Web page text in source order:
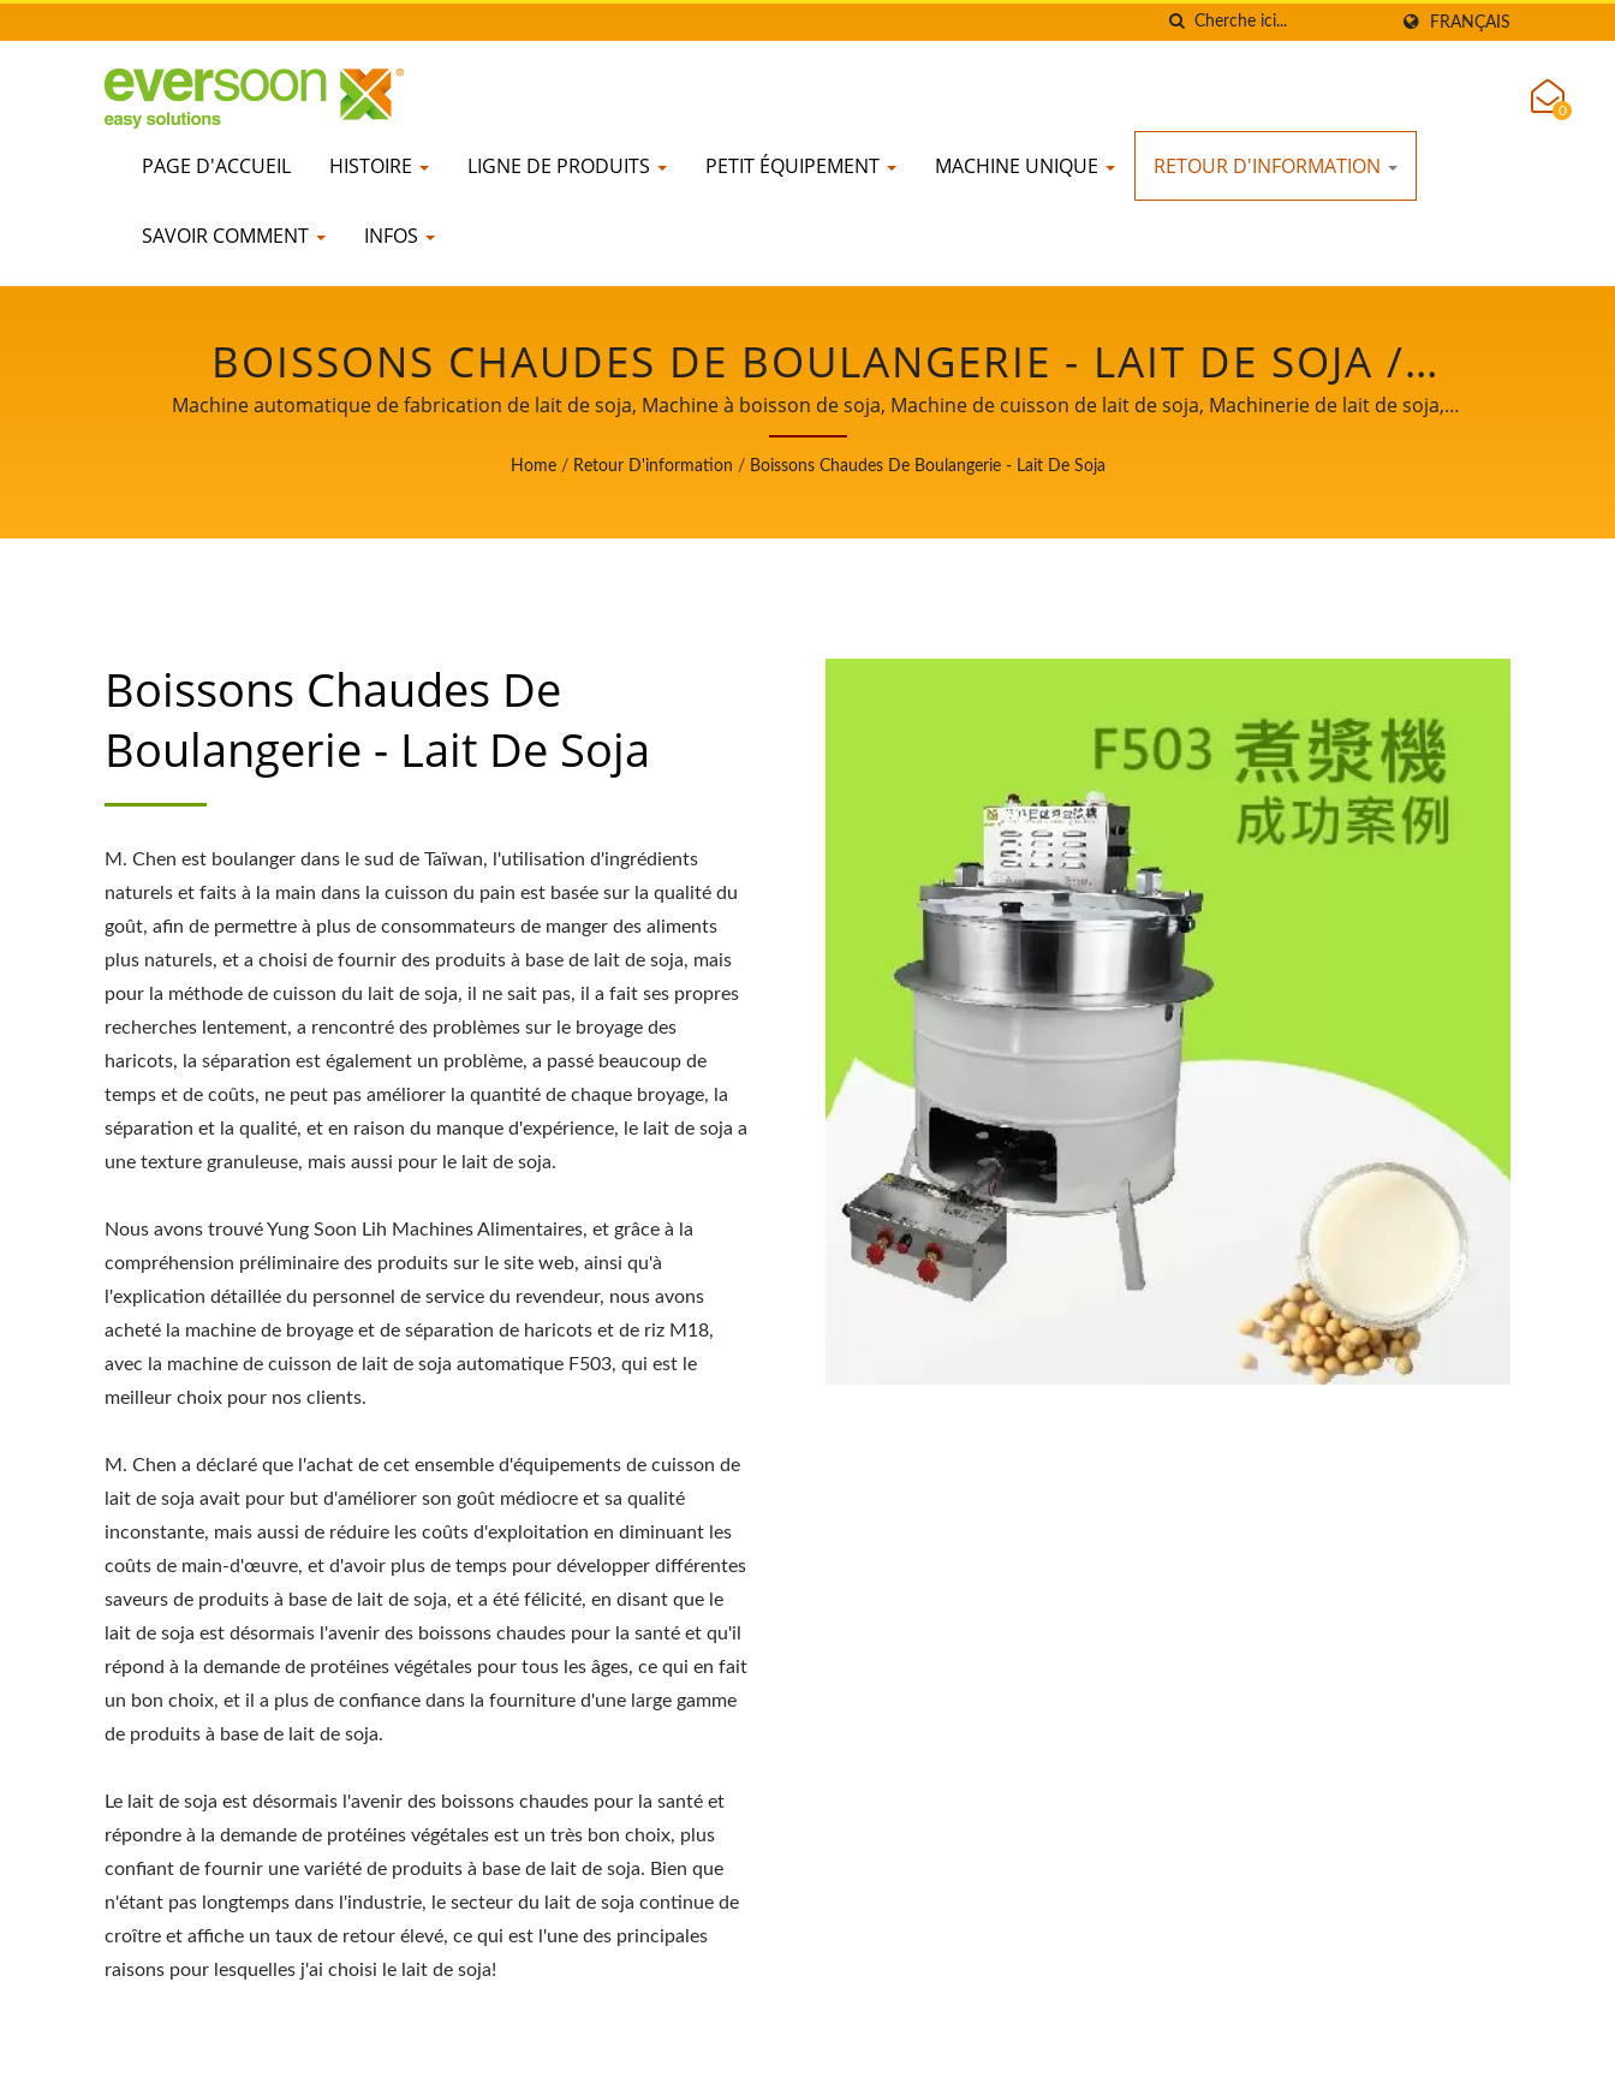
FRANÇAIS
PAGE D'ACCUEIL HISTOIRE LIGNE DE PRODUITS PETIT ÉQUIPEMENT MACHINE UNIQUE RETOUR D'INFORMATION
SAVOIR COMMENT INFOS
0
BOISSONS CHAUDES DE BOULANGERIE - LAIT DE SOJA /
FOURNISSEUR D'ÉQUIPEMENTS DE TRANSFORMATION
PROFESSIONNELLE DU SOJA DEPUIS 32 ANS À TAÏWAN | YUNG
SOON LIH FOOD MACHINE CO., LTD.
Machine automatique de fabrication de lait de soja, Machine à boisson de soja, Machine de cuisson de lait de soja, Machinerie de lait de soja,
Fabricant de lait de soja, Machine de fabrication de lait de soja, Équipement de production de lait de soja, Machine de fabrication de lait de soja,
Machine de transformation de soja, Machine à lait de soja / eversoon, une marque de Yung Soon Lih Food Machine Co., Ltd., est un leader des
professionnelle de la production de tofu avec nos clients du monde entier. Laissez-nous être votre partenaire important et puissant pour témoigner
Home / Retour D'information / Boissons Chaudes De Boulangerie - Lait De Soja
Boissons Chaudes De
Boulangerie - Lait De Soja
M. Chen est boulanger dans le sud de Taïwan, l'utilisation d'ingrédients
naturels et faits à la main dans la cuisson du pain est basée sur la qualité du
goût, afin de permettre à plus de consommateurs de manger des aliments
plus naturels, et a choisi de fournir des produits à base de lait de soja, mais
pour la méthode de cuisson du lait de soja, il ne sait pas, il a fait ses propres
recherches lentement, a rencontré des problèmes sur le broyage des
haricots, la séparation est également un problème, a passé beaucoup de
temps et de coûts, ne peut pas améliorer la quantité de chaque broyage, la
séparation et la qualité, et en raison du manque d'expérience, le lait de soja a
une texture granuleuse, mais aussi pour le lait de soja.
Nous avons trouvé Yung Soon Lih Machines Alimentaires, et grâce à la
compréhension préliminaire des produits sur le site web, ainsi qu'à
l'explication détaillée du personnel de service du revendeur, nous avons
acheté la machine de broyage et de séparation de haricots et de riz M18,
avec la machine de cuisson de lait de soja automatique F503, qui est le
meilleur choix pour nos clients.
M. Chen a déclaré que l'achat de cet ensemble d'équipements de cuisson de
lait de soja avait pour but d'améliorer son goût médiocre et sa qualité
inconstante, mais aussi de réduire les coûts d'exploitation en diminuant les
coûts de main-d'œuvre, et d'avoir plus de temps pour développer différentes
saveurs de produits à base de lait de soja, et a été félicité, en disant que le
lait de soja est désormais l'avenir des boissons chaudes pour la santé et qu'il
répond à la demande de protéines végétales pour tous les âges, ce qui en fait
un bon choix, et il a plus de confiance dans la fourniture d'une large gamme
de produits à base de lait de soja.
Le lait de soja est désormais l'avenir des boissons chaudes pour la santé et
répondre à la demande de protéines végétales est un très bon choix, plus
confiant de fournir une variété de produits à base de lait de soja. Bien que
n'étant pas longtemps dans l'industrie, le secteur du lait de soja continue de
croître et affiche un taux de retour élevé, ce qui est l'une des principales
raisons pour lesquelles j'ai choisi le lait de soja!